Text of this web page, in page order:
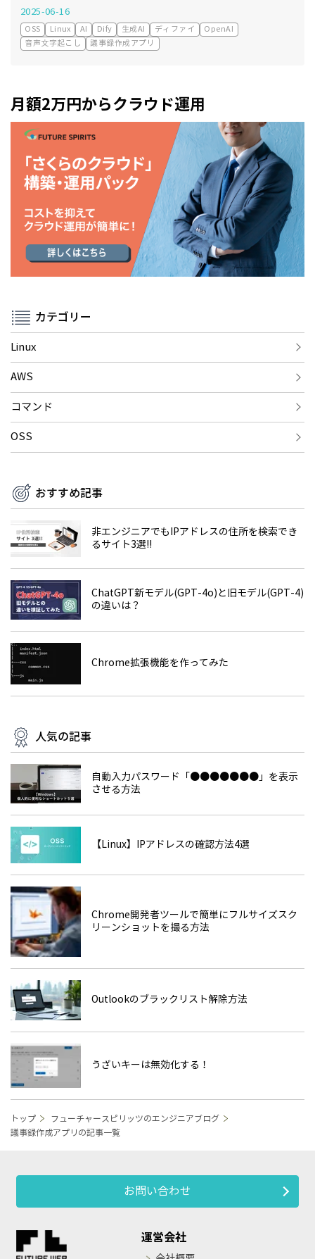
2025-06-16
OSS Linux AI Dify 生成AI ディファイ
OpenAI
音声文字起こし
議事録作成アプリ
月額2万円からクラウド運用
カテゴリー
Linux
AWS
コマンド
OSS
おすすめ記事
非エンジニアでもIPアドレスの住所を検索でき
るサイト3選!!
ChatGPT新モデル(GPT-4o)と旧モデル(GPT-4)
の違いは？
Chrome拡張機能を作ってみた
人気の記事
自動入力パスワード「●●●●●●●」を表示
させる方法
【Linux】IPアドレスの確認方法4選
Chrome開発者ツールで簡単にフルサイズスク
リーンショットを撮る方法
Outlookのブラックリスト解除方法
うざいキーは無効化する！
トップ
フューチャースピリッツのエンジニアブログ
議事録作成アプリの記事一覧
お問い合わせ
運営会社